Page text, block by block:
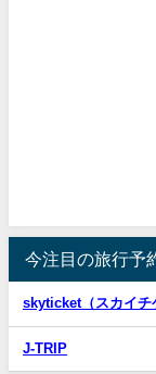
今注目の旅行予
skyticket（スカイチ
J-TRIP